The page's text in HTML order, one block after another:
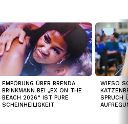
EMPÖRUNG ÜBER BRENDA
BRINKMANN BEI „EX ON THE
BEACH 2026“ IST PURE
SCHEINHEILIGKEIT
WIESO
SPRUCH